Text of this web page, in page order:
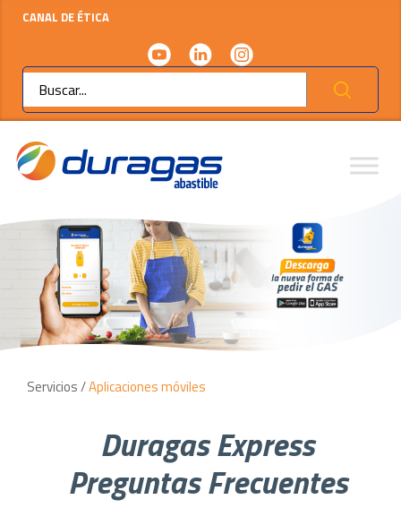
CANAL DE ÉTICA
Ok
Servicios /Aplicaciones móviles
Duragas Express
Preguntas Frecuentes